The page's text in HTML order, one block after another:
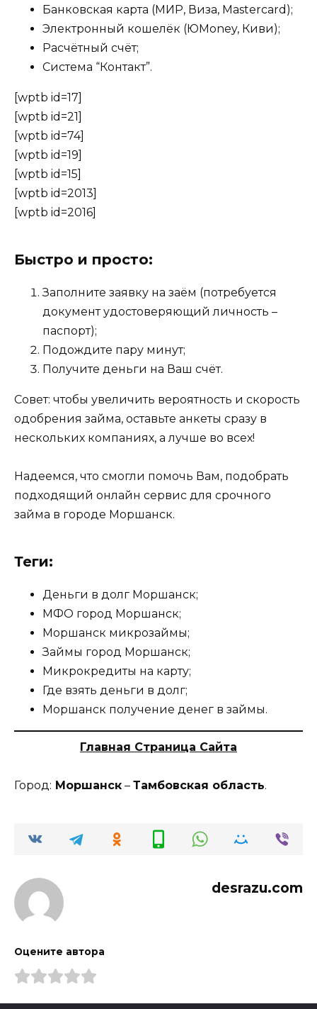
Банковская карта (МИР, Виза, Mastercard);
Электронный кошелёк (ЮMoney, Киви);
Расчётный счёт;
Система “Контакт”.
[wptb id=17]
[wptb id=21]
[wptb id=74]
[wptb id=19]
[wptb id=15]
[wptb id=2013]
[wptb id=2016]
Быстро и просто:
Заполните заявку на заём (потребуется
документ удостоверяющий личность –
паспорт);
Подождите пару минут;
Получите деньги на Ваш счёт.
Совет: чтобы увеличить вероятность и скорость
одобрения займа, оставьте анкеты сразу в
нескольких компаниях, а лучше во всех!
Надеемся, что смогли помочь Вам, подобрать
подходящий онлайн сервис для срочного
займа в городе Моршанск.
Теги:
Деньги в долг Моршанск;
МФО город Моршанск;
Моршанск микрозаймы;
Займы город Моршанск;
Микрокредиты на карту;
Где взять деньги в долг;
Моршанск получение денег в займы.
Главная Страница Сайта
Город: Моршанск – Тамбовская область.
desrazu.com
Оцените автора